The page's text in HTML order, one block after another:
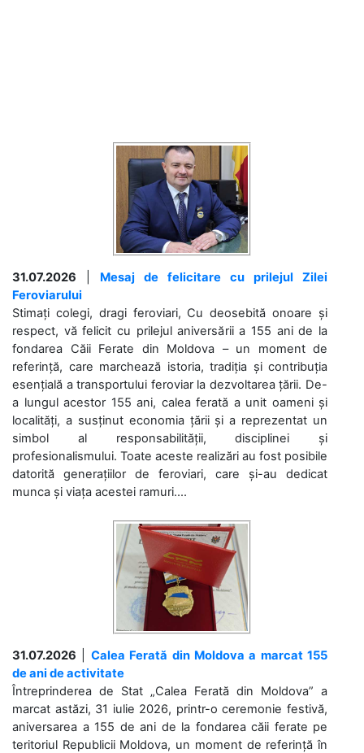
31.07.2026
Mesaj de felicitare cu prilejul Zilei
Feroviarului
Stimați colegi, dragi feroviari, Cu deosebită onoare și
respect, vă felicit cu prilejul aniversării a 155 ani de la
fondarea Căii Ferate din Moldova – un moment de
referință, care marchează istoria, tradiția și contribuția
esențială a transportului feroviar la dezvoltarea țării. De-
a lungul acestor 155 ani, calea ferată a unit oameni și
localități, a susținut economia țării și a reprezentat un
simbol al responsabilității, disciplinei și
profesionalismului. Toate aceste realizări au fost posibile
datorită generațiilor de feroviari, care și-au dedicat
munca și viața acestei ramuri....
31.07.2026
Calea Ferată din Moldova a marcat 155
de ani de activitate
Întreprinderea de Stat „Calea Ferată din Moldova” a
marcat astăzi, 31 iulie 2026, printr-o ceremonie festivă,
aniversarea a 155 de ani de la fondarea căii ferate pe
teritoriul Republicii Moldova, un moment de referință în